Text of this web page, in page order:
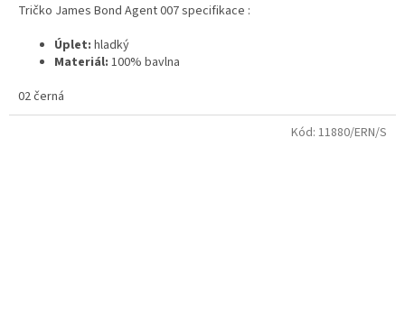
Tričko James Bond Agent 007 specifikace :
Úplet: hladký
Materiál: 100% bavlna
02 černá
Kód: 11880/ERN/S